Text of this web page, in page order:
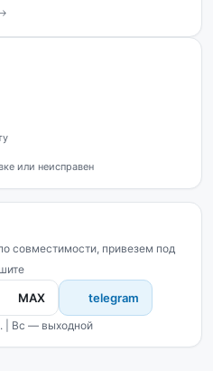
или неисправен
совместимости, привезем под
MAX telegram
| Вс — выходной